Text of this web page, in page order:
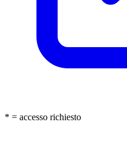
* = accesso richiesto